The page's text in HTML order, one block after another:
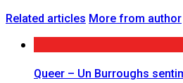
Related articles More from author
Queer – Un Burroughs